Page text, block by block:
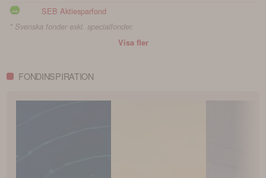
SEB Aktiesparfond
* Svenska fonder exkl. specialfonder.
Visa fler
FONDINSPIRATION